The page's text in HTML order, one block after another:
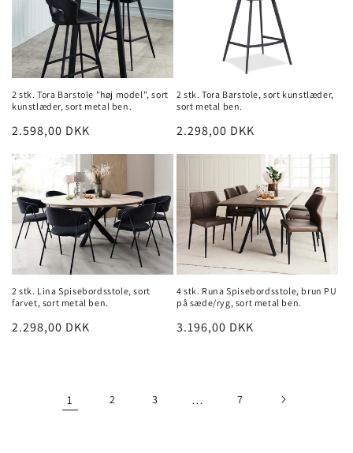
2 stk. Tora Barstole "høj model", sort
kunstlæder, sort metal ben.
Normalpris
2.598,00 DKK
2 stk. Tora Barstole, sort kunstlæder,
sort metal ben.
Normalpris
2.298,00 DKK
2 stk. Lina Spisebordsstole, sort
farvet, sort metal ben.
Normalpris
2.298,00 DKK
4 stk. Runa Spisebordsstole, brun PU
på sæde/ryg, sort metal ben.
Normalpris
3.196,00 DKK
1 2 3 … 7